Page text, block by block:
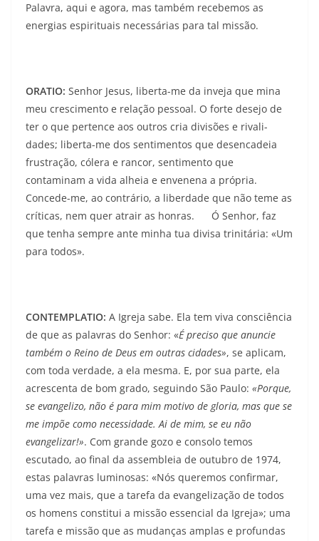
Palavra, aqui e agora, mas também recebemos as
energias espirituais necessárias para tal missão.
ORATIO: Senhor Jesus, liberta-me da inveja que mina
meu crescimento e relação pessoal. O forte desejo de
ter o que pertence aos outros cria divisões e rivali­
dades; liberta-me dos sentimentos que desencadeia
frus­tração, cólera e rancor, sentimento que
contaminam a vida alheia e envenena a própria.
Concede-me, ao contrário, a liberdade que não teme as
críticas, nem quer atrair as honras. Ó Senhor, faz
que tenha sempre ante minha tua divisa trinitária: «Um
para todos».
CONTEMPLATIO: A Igreja sabe. Ela tem viva consciência
de que as palavras do Senhor: «É preciso que anuncie
tam­bém o Reino de Deus em outras cidades», se aplicam,
com toda verdade, a ela mesma. E, por sua parte, ela
acrescenta de bom grado, seguindo São Paulo: «Porque,
se evange­lizo, não é para mim motivo de gloria, mas que se
me im­põe como necessidade. Ai de mim, se eu não
evangelizar!». Com grande gozo e consolo temos
escutado, ao fi­nal da assembleia de outubro de 1974,
estas palavras luminosas: «Nós queremos confirmar,
uma vez mais, que a tarefa da evangelização de todos
os homens constitui a missão essencial da Igreja»; uma
tarefa e missão que as mudanças amplas e profundas